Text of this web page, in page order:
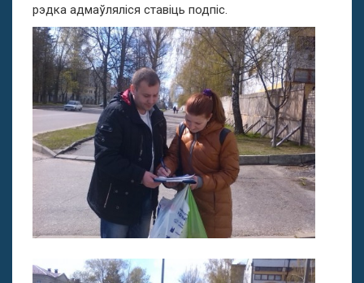
рэдка адмаўляліся ставіць подпіс.